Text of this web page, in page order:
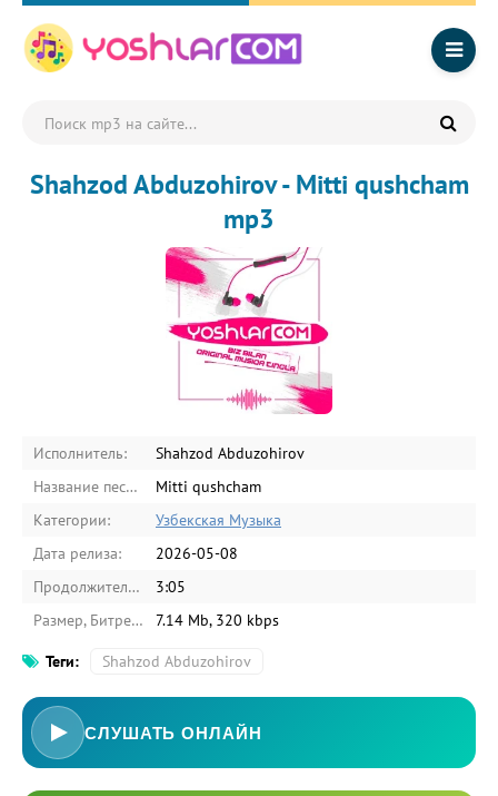
Shahzod Abduzohirov - Mitti qushcham
mp3
Исполнитель:
Shahzod Abduzohirov
Название песни:
Mitti qushcham
Категории:
Узбекская Музыка
Дата релиза:
2026-05-08
Продолжительность:
3:05
Размер, Битрейт:
7.14 Mb, 320 kbps
Теги: Shahzod Abduzohirov
СЛУШАТЬ ОНЛАЙН